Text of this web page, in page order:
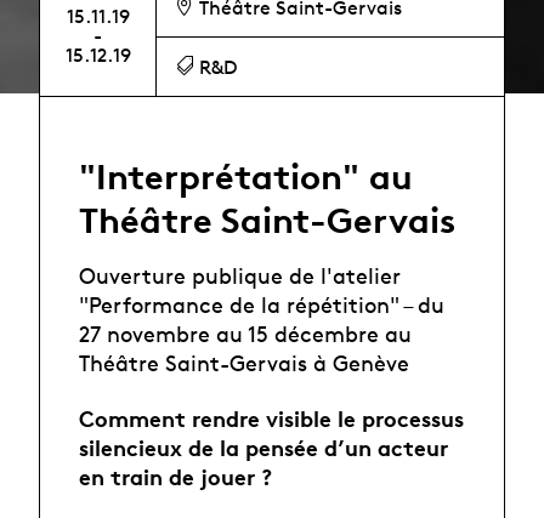
15.11.19
-
15.12.19
Théâtre Saint-Gervais
R&D
"Interprétation" au
Théâtre Saint-Gervais
Ouverture publique de l'atelier
"Performance de la répétition" – du
27 novembre au 15 décembre au
Théâtre Saint-Gervais à Genève
Comment rendre visible le processus
silencieux de la pensée d’un acteur
en train de jouer ?